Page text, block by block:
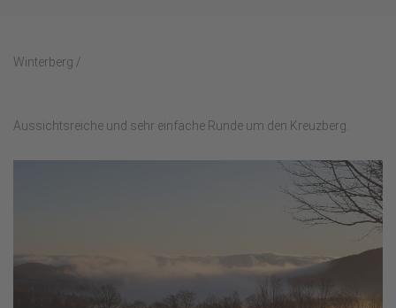
Winterberg /
Aussichtsreiche und sehr einfache Runde um den Kreuzberg.